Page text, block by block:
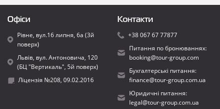
Офіси
Рівне, вул.16 липня, 6а (3й
поверх)
Львів, вул. Антоновича, 120
(БЦ "Вертикаль", 5й поверх)
Ліцензія №208, 09.02.2016
Контакти
+38 067 67 77877
Питання по бронюваннях:
booking@tour-group.com
Бухгалтерські питання:
finance@tour-group.com.ua
Юридичні питання:
legal@tour-group.com.ua